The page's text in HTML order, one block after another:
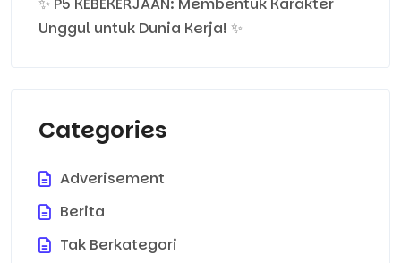
Unggul untuk Dunia Kerja! ✨
Categories
Adverisement
Berita
Tak Berkategori